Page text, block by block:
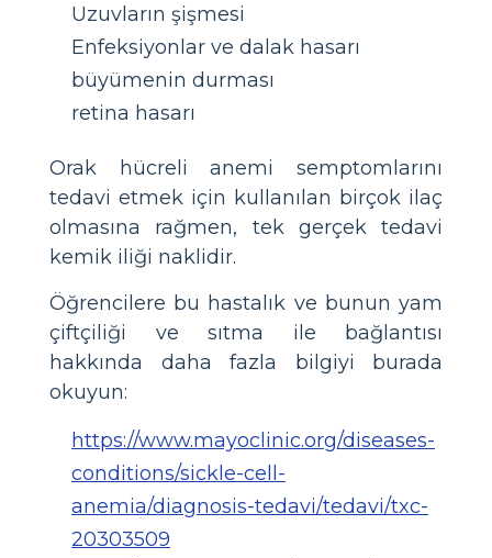
Uzuvların şişmesi
Enfeksiyonlar ve dalak hasarı
büyümenin durması
retina hasarı
Orak hücreli anemi semptomlarını
tedavi etmek için kullanılan birçok ilaç
olmasına rağmen, tek gerçek tedavi
kemik iliği naklidir.
Öğrencilere bu hastalık ve bunun yam
çiftçiliği ve sıtma ile bağlantısı
hakkında daha fazla bilgiyi burada
okuyun:
https://www.mayoclinic.org/diseases-
conditions/sickle-cell-
anemia/diagnosis-tedavi/tedavi/txc-
20303509